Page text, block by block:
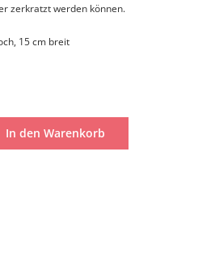
zerkratzt werden können.
15 cm breit
In den Warenkorb